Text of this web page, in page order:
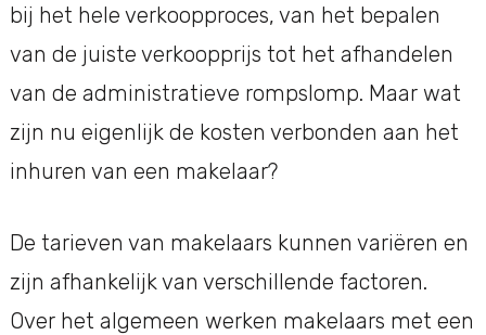
bij het hele verkoopproces, van het bepalen
van de juiste verkoopprijs tot het afhandelen
van de administratieve rompslomp. Maar wat
zijn nu eigenlijk de kosten verbonden aan het
inhuren van een makelaar?
De tarieven van makelaars kunnen variëren en
zijn afhankelijk van verschillende factoren.
Over het algemeen werken makelaars met een